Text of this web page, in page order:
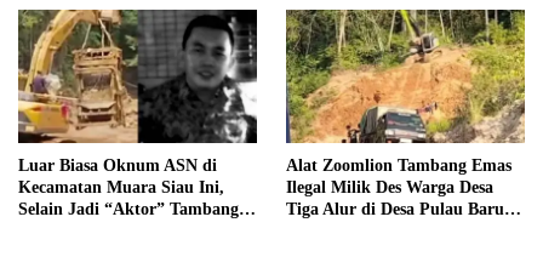
Terancam di Pecat
Luar Biasa Oknum ASN di
Kecamatan Muara Siau Ini,
Selain Jadi “Aktor” Tambang
Alat Zoomlion Tambang Emas
Ilegal Milik Des Warga Desa
Tiga Alur di Desa Pulau Baru